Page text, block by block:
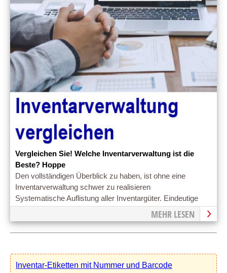
Vergleichen Sie! Welche Inventarverwaltung ist die
Beste? Hoppe
Den vollständigen Überblick zu haben, ist ohne eine
Inventarverwaltung schwer zu realisieren
Systematische Auflistung aller Inventargüter. Eindeutige
Kennzeichnung mit Inventaretiketten mit Barcode
MEHR LESEN
Inventar-Etiketten mit Nummer und Barcode